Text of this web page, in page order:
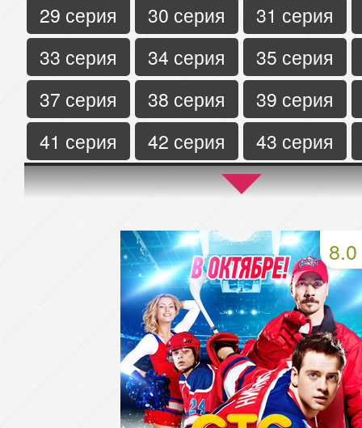
29 серия
30 серия
31 серия
33 серия
34 серия
35 серия
37 серия
38 серия
39 серия
41 серия
42 серия
43 серия
45 серия
46 серия
47 серия
50 серия 51 серия
8.0